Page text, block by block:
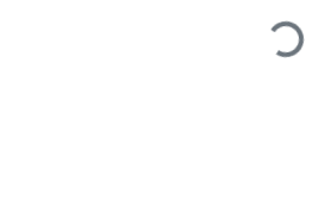
Loading...